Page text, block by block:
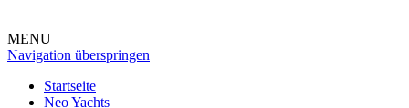
MENU
Navigation überspringen
Startseite
Neo Yachts